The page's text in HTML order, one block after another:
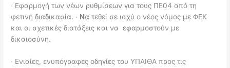
∙ Εφαρμογή των νέων ρυθμίσεων για τους ΠΕ04 από τη
φετινή διαδικασία. ∙ Να τεθεί σε ισχύ ο νέος νόμος με ΦΕΚ
και οι σχετικές διατάξεις και να εφαρμοστούν με
δικαιοσύνη.
∙ Ενιαίες, ενυπόγραφες οδηγίες του ΥΠΑΙΘΑ προς τις